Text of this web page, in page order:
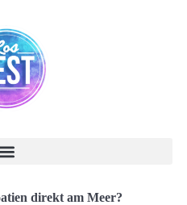
direkt am Meer?